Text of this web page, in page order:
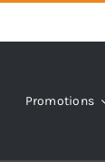
Promotions